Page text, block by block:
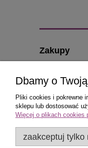
Zakupy
Formy płatności
Koszt dostawy
Reklamacje i
Dbamy o
Pliki cookies i pokrewne
sklepu lub dostosować
Więcej o plikach cookies
zaakceptuj tylko